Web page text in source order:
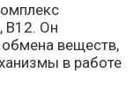
В12. Он
веществ,
в работе